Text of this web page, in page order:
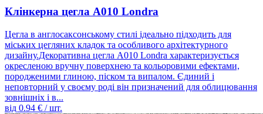
Клінкерна цегла A010 Londra
Цегла в англосаксонському стилі ідеально підходить для
міських цегляних кладок та особливого архітектурного
дизайну.Декоративна цегла A010 Londra характеризується
окресленою вручну поверхнею та кольоровими ефектами,
породженими глиною, піском та випалом. Єдиний і
неповторний у своєму роді він призначений для облицювання
зовнішніх і в...
від 0.94 € / шт.